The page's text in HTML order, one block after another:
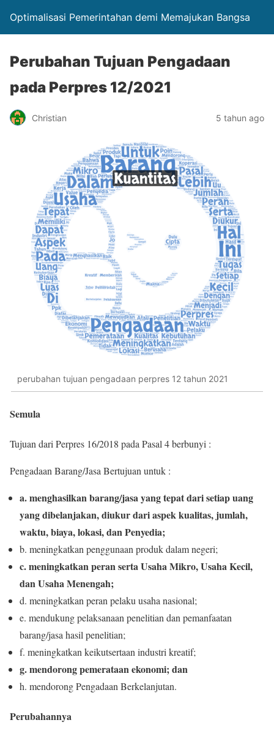
Optimalisasi Pemerintahan demi Memajukan Bangsa
Perubahan Tujuan Pengadaan
pada Perpres 12/2021
Christian 5 tahun ago
perubahan tujuan pengadaan perpres 12 tahun 2021
Semula
Tujuan dari Perpres 16/2018 pada Pasal 4 berbunyi :
Pengadaan Barang/Jasa Bertujuan untuk :
a. menghasilkan barang/jasa yang tepat dari setiap uang
yang dibelanjakan, diukur dari aspek kualitas, jumlah,
waktu, biaya, lokasi, dan Penyedia;
b. meningkatkan penggunaan produk dalam negeri;
c. meningkatkan peran serta Usaha Mikro, Usaha Kecil,
dan Usaha Menengah;
d. meningkatkan peran pelaku usaha nasional;
e. mendukung pelaksanaan penelitian dan pemanfaatan
barang/jasa hasil penelitian;
f. meningkatkan keikutsertaan industri kreatif;
g. mendorong pemerataan ekonomi; dan
h. mendorong Pengadaan Berkelanjutan.
Perubahannya